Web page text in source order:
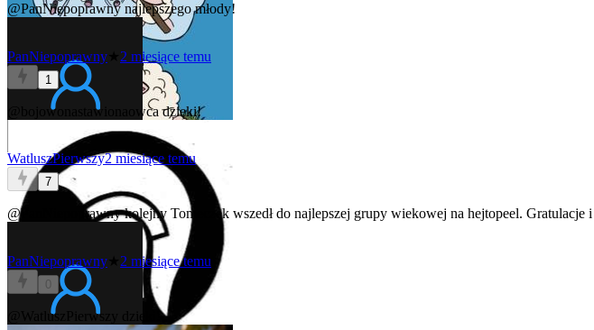
@PanNiepoprawnynajlepszego młody!
PanNiepoprawny 2 miesiące temu
1
@bojowonastawionaowca dzięki!
WatluszPierwszy2 miesiące temu
7
@PanNiepoprawnykolejny Tomeczek wszedł do najlepszej grupy wiekowej na hejtopeel. Gratulacje
PanNiepoprawny 2 miesiące temu
0
@WatluszPierwszy